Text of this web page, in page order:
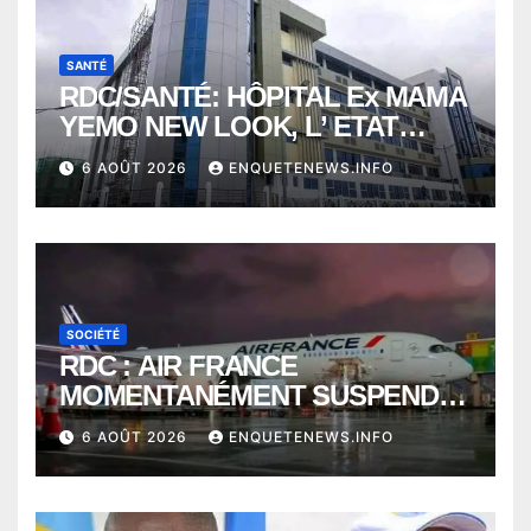
SANTÉ
RDC/SANTÉ: HÔPITAL Ex MAMA
YEMO NEW LOOK, L’ ETAT
PERD LE CONTROLE
6 AOÛT 2026 ENQUETENEWS.INFO
SOCIÉTÉ
RDC : AIR FRANCE
MOMENTANÉMENT SUSPENDU
ENTRE KINSHASA ET PARIS ?
6 AOÛT 2026 ENQUETENEWS.INFO